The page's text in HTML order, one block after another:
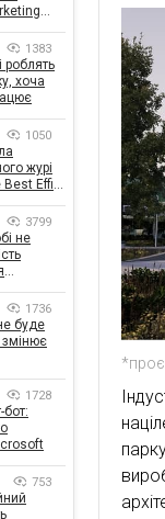
1383
роблять
хоча
1050
журі
Effie
3799
не
1736
буде
змінює
1728
бот:
753